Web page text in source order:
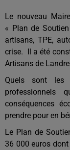
Le nouveau
« Plan de
artisans, TPE,
crise. Il a été
Artisans de
Quels sont les
conséquences
prendre pour en
Le Plan de
36 000 euros